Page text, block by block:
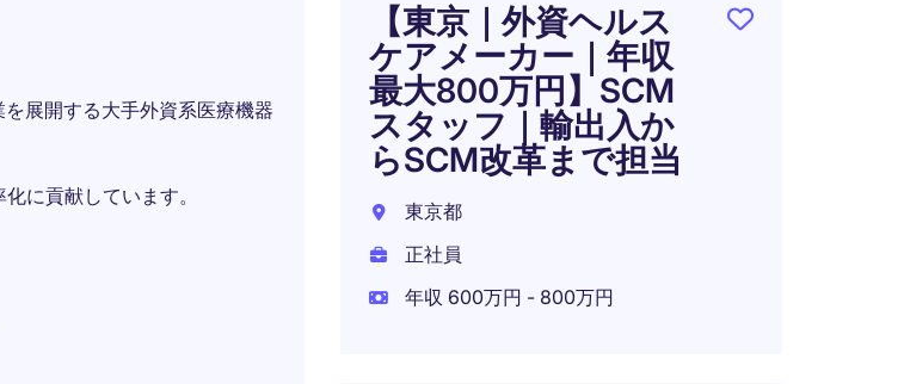
展開する大手外資系医療機器
に貢献しています。
【東京｜外資ヘルス
ケアメーカー｜年収
最大800万円】SCM
スタッフ｜輸出入か
らSCM改革まで担当
東京都
正社員
年収 600万円 - 800万円